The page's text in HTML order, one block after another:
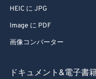
HEIC に JPG
Image に PDF
画像コンバーター
ドキュメント&電子書